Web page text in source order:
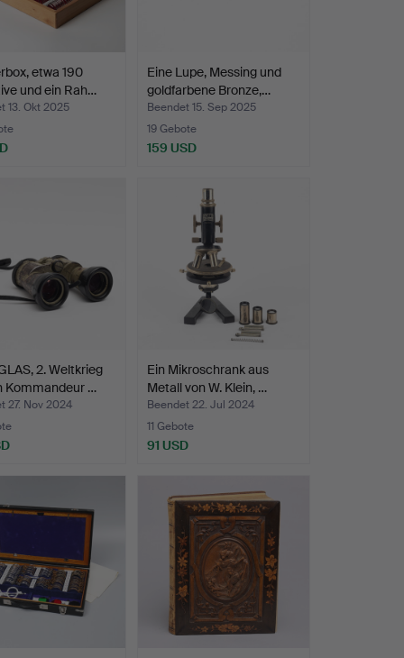
etwa 190
und ein Rah…
13. Okt 2025
Eine Lupe, Messing und
goldfarbene Bronze,…
Beendet 15. Sep 2025
19 Gebote
159 USD
2. Weltkrieg
Kommandeur …
27. Nov 2024
Ein Mikroschrank aus
Metall von W. Klein, …
Beendet 22. Jul 2024
11 Gebote
91 USD